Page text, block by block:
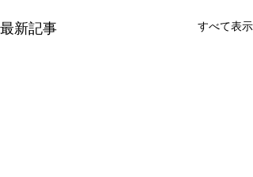
最新記事 すべて表示